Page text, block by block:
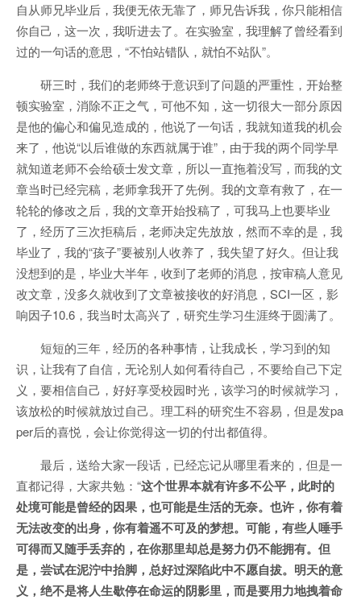
自从师兄毕业后，我便无依无靠了，师兄告诉我，你只能相信
你自己，这一次，我听进去了。在实验室，我理解了曾经看到
过的一句话的意思，“不怕站错队，就怕不站队”。
研三时，我们的老师终于意识到了问题的严重性，开始整
顿实验室，消除不正之气，可他不知，这一切很大一部分原因
是他的偏心和偏见造成的，他说了一句话，我就知道我的机会
来了，他说“以后谁做的东西就属于谁”，由于我的两个同学早
就知道老师不会给硕士发文章，所以一直拖着没写，而我的文
章当时已经完稿，老师拿我开了先例。我的文章有救了，在一
轮轮的修改之后，我的文章开始投稿了，可我马上也要毕业
了，经历了三次拒稿后，老师决定先放放，然而不幸的是，我
毕业了，我的“孩子”要被别人收养了，我失望了好久。但让我
没想到的是，毕业大半年，收到了老师的消息，按审稿人意见
改文章，没多久就收到了文章被接收的好消息，SCI一区，影
响因子10.6，我当时太高兴了，研究生学习生涯终于圆满了。
短短的三年，经历的各种事情，让我成长，学习到的知
识，让我有了自信，无论别人如何看待自己，不要给自己下定
义，要相信自己，好好享受校园时光，该学习的时候就学习，
该放松的时候就放过自己。理工科的研究生不容易，但是发pa
per后的喜悦，会让你觉得这一切的付出都值得。
最后，送给大家一段话，已经忘记从哪里看来的，但是一
直都记得，大家共勉：“这个世界本就有许多不公平，此时的
处境可能是曾经的因果，也可能是生活的无奈。也许，你有着
无法改变的出身，你有着遥不可及的梦想。可能，有些人唾手
可得而又随手丢弃的，在你那里却总是努力仍不能拥有。但
是，尝试在泥泞中抬脚，总好过深陷此中不愿自拔。明天的意
义，绝不是将人生歇停在命运的阴影里，而是要用力地拽着命